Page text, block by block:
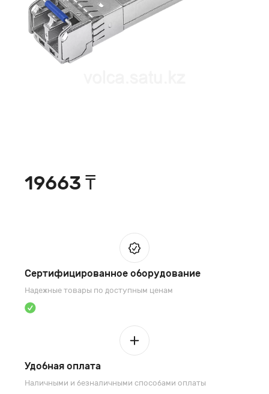
19663 ₸
Сертифицированное оборудование
Надежные товары по доступным ценам
Удобная оплата
Наличными и безналичными способами оплаты